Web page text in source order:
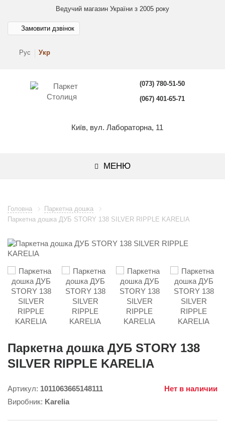
Ведучий магазин України з 2005 року
Рус Укр
Замовити дзвінок
(073) 780-51-50
(067) 401-65-71
Київ, вул. Лабораторна, 11
МЕНЮ
Головна
Паркетна дошка
Паркетна дошка ДУБ STORY 138 SILVER RIPPLE KARELIA
Паркетна дошка ДУБ STORY 138
SILVER RIPPLE KARELIA
Артикул: 1011063665148111
Нет в наличии
Виробник: Karelia